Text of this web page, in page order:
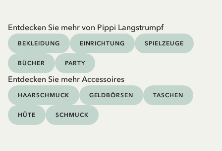
Entdecken Sie mehr von Pippi Langstrumpf
BEKLEIDUNG EINRICHTUNG SPIELZEUGE
BÜCHER PARTY
Entdecken Sie mehr Accessoires
HAARSCHMUCK GELDBÖRSEN TASCHEN
HÜTE SCHMUCK